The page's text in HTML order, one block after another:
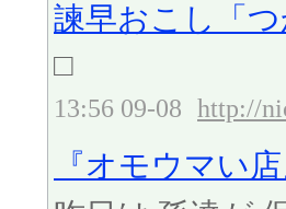
諫早おこし「
□
13:56 09-08 http://
『オモウマい